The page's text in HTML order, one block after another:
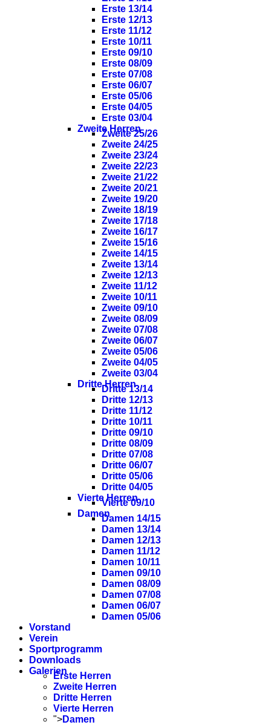
Erste 13/14
Erste 12/13
Erste 11/12
Erste 10/11
Erste 09/10
Erste 08/09
Erste 07/08
Erste 06/07
Erste 05/06
Erste 04/05
Erste 03/04
Zweite Herren
Zweite 25/26
Zweite 24/25
Zweite 23/24
Zweite 22/23
Zweite 21/22
Zweite 20/21
Zweite 19/20
Zweite 18/19
Zweite 17/18
Zweite 16/17
Zweite 15/16
Zweite 14/15
Zweite 13/14
Zweite 12/13
Zweite 11/12
Zweite 10/11
Zweite 09/10
Zweite 08/09
Zweite 07/08
Zweite 06/07
Zweite 05/06
Zweite 04/05
Zweite 03/04
Dritte Herren
Dritte 13/14
Dritte 12/13
Dritte 11/12
Dritte 10/11
Dritte 09/10
Dritte 08/09
Dritte 07/08
Dritte 06/07
Dritte 05/06
Dritte 04/05
Vierte Herren
Vierte 09/10
DamenDamen 14/15
Damen 13/14
Damen 12/13
Damen 11/12
Damen 10/11
Damen 09/10
Damen 08/09
Damen 07/08
Damen 06/07
Damen 05/06
Vorstand
Verein
Sportprogramm
Downloads
GalerienErste Herren
Zweite Herren
Dritte Herren
Vierte Herren
">Damen